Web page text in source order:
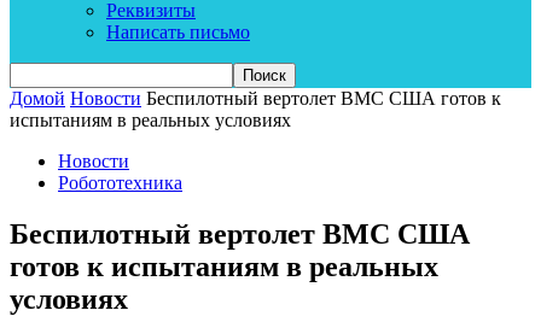
Реквизиты
Написать письмо
Домой Новости Беспилотный вертолет ВМС США готов к
испытаниям в реальных условиях
Новости
Робототехника
Беспилотный вертолет ВМС США
готов к испытаниям в реальных
условиях